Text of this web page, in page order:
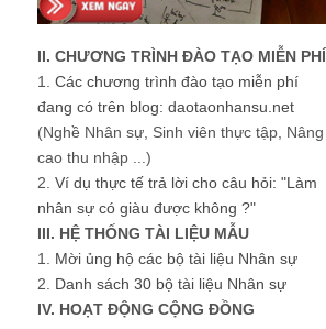
II. CHƯƠNG TRÌNH ĐÀO TẠO MIỄN PHÍ
1. Các chương trình đào tạo miễn phí
đang có trên blog: daotaonhansu.net
(Nghề Nhân sự, Sinh viên thực tập, Nâng
cao thu nhập ...)
2. Ví dụ thực tế trả lời cho câu hỏi: "Làm
nhân sự có giàu được không ?"
III. HỆ THỐNG TÀI LIỆU MẪU
1. Mời ủng hộ các bộ tài liệu Nhân sự
2. Danh sách 30 bộ tài liệu Nhân sự
IV. HOẠT ĐỘNG CỘNG ĐỒNG